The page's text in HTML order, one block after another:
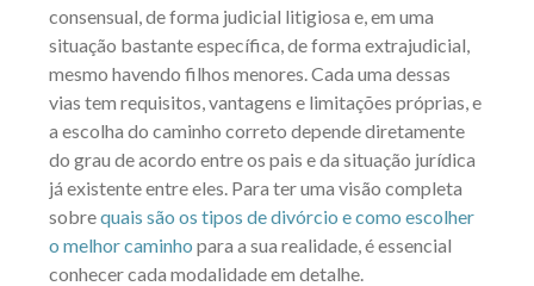
consensual, de forma judicial litigiosa e, em uma
situação bastante específica, de forma extrajudicial,
mesmo havendo filhos menores. Cada uma dessas
vias tem requisitos, vantagens e limitações próprias, e
a escolha do caminho correto depende diretamente
do grau de acordo entre os pais e da situação jurídica
já existente entre eles. Para ter uma visão completa
sobrequais são os tipos de divórcio e como escolher
o melhor caminho para a sua realidade, é essencial
conhecer cada modalidade em detalhe.